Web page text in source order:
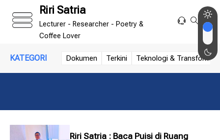
Riri Satria
Lecturer - Researcher - Poetry &
Coffee Lover
KATEGORI Dokumen Terkini Teknologi &
Riri Satria : Baca Puisi di Ruang